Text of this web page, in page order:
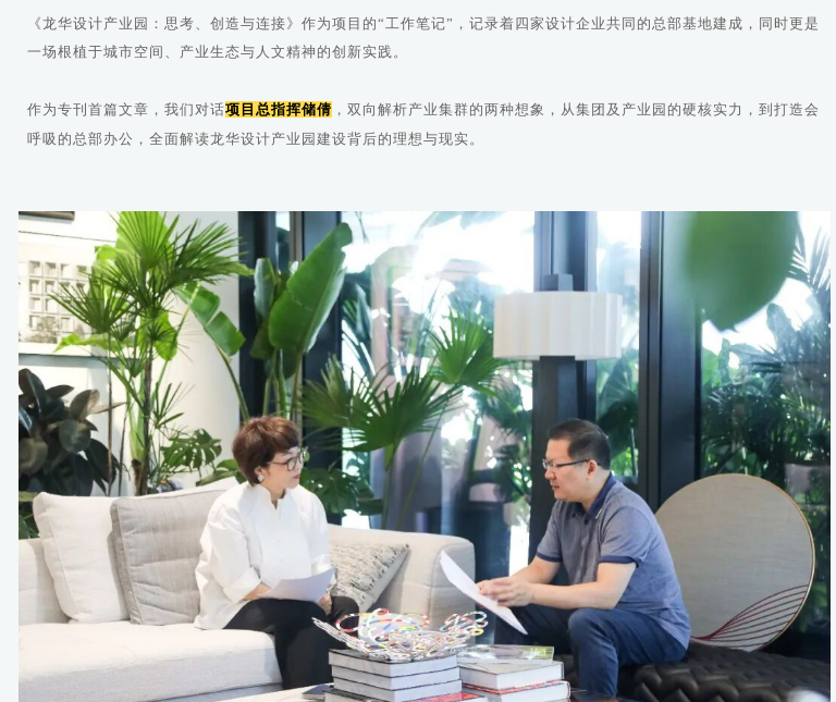
《龙华设计产业园：思考、创造与连接》作为项目的“工作笔记”，记录着四家设计企业共同的总部基地建成，同时更是
一场根植于城市空间、产业生态与人文精神的创新实践。
作为专刊首篇文章，我们对话项目总指挥储倩 ，双向解析产业集群的两种想象，从集团及产业园的硬核实力，到打造会
呼吸的总部办公，全面解读龙华设计产业园建设背后的理想与现实。